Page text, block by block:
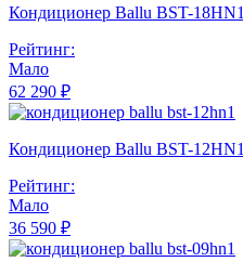
Кондиционер Ballu BST-18HN1
Рейтинг:
Мало
62 290 ₽
Кондиционер Ballu BST-12HN1
Рейтинг:
Мало
36 590 ₽